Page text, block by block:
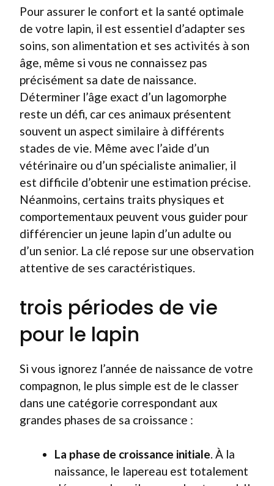
Pour assurer le confort et la santé optimale
de votre lapin, il est essentiel d’adapter ses
soins, son alimentation et ses activités à son
âge, même si vous ne connaissez pas
précisément sa date de naissance.
Déterminer l’âge exact d’un lagomorphe
reste un défi, car ces animaux présentent
souvent un aspect similaire à différents
stades de vie. Même avec l’aide d’un
vétérinaire ou d’un spécialiste animalier, il
est difficile d’obtenir une estimation précise.
Néanmoins, certains traits physiques et
comportementaux peuvent vous guider pour
différencier un jeune lapin d’un adulte ou
d’un senior. La clé repose sur une observation
attentive de ses caractéristiques.
trois périodes de vie
pour le lapin
Si vous ignorez l’année de naissance de votre
compagnon, le plus simple est de le classer
dans une catégorie correspondant aux
grandes phases de sa croissance :
La phase de croissance initiale. À la
naissance, le lapereau est totalement